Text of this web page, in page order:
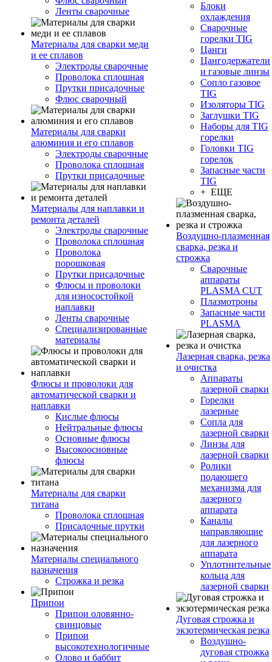
Ленты сварочные
Материалы для сварки меди
и ее сплавов
Электроды сварочные
Проволока сплошная
Прутки присадочные
Флюс сварочный
Материалы для сварки
алюминия и его сплавов
Электроды сварочные
Проволока сплошная
Прутки присадочные
Материалы для наплавки и
ремонта деталей
Электроды сварочные
Проволока сплошная
Проволока
порошковая
Прутки присадочные
Флюсы и проволоки
для износостойкой
наплавки
Ленты сварочные
Специализированные
материалы
Флюсы и проволоки для
автоматической сварки и
наплавки
Кислые флюсы
Нейтральные флюсы
Основные флюсы
Высокоосновные
флюсы
Материалы для сварки
титана
Проволока сплошная
Присадочные прутки
Материалы специального
назначения
Строжка и резка
Припои
Припои оловянно-
свинцовые
Припои
высокотехнологичные
Олово и баббит
Блоки
охлаждения
Сварочные
горелки TIG
Цанги
Цангодержатели
и газовые линзы
Сопло газовое
TIG
Изоляторы TIG
Заглушки TIG
Наборы для TIG
горелки
Головки TIG
горелок
Запасные части
TIG
+ ЕЩЕ
Воздушно-плазменная
сварка, резка и
строжка
Сварочные
аппараты
PLASMA CUT
Плазмотроны
Запасные части
PLASMA
Лазерная сварка, резка
и очистка
Аппараты
лазерной сварки
Горелки
лазерные
Сопла для
лазерной сварки
Линзы для
лазерной сварки
Ролики
подающего
механизма для
лазерного
аппарата
Каналы
направляющие
для лазерного
аппарата
Уплотнительные
кольца для
лазерной сварки
Дуговая строжка и
экзотермическая резка
Воздушно-
дуговая строжка